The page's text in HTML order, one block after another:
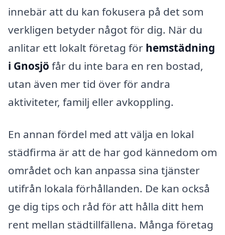
innebär att du kan fokusera på det som
verkligen betyder något för dig. När du
anlitar ett lokalt företag för hemstädning
i Gnosjö får du inte bara en ren bostad,
utan även mer tid över för andra
aktiviteter, familj eller avkoppling.
En annan fördel med att välja en lokal
städfirma är att de har god kännedom om
området och kan anpassa sina tjänster
utifrån lokala förhållanden. De kan också
ge dig tips och råd för att hålla ditt hem
rent mellan städtillfällena. Många företag